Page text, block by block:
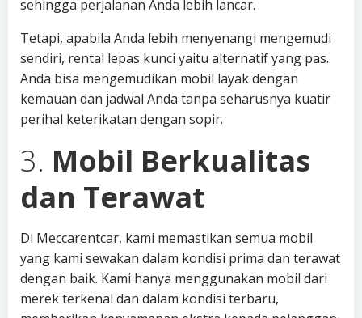
sehingga perjalanan Anda lebih lancar.
Tetapi, apabila Anda lebih menyenangi mengemudi
sendiri, rental lepas kunci yaitu alternatif yang pas.
Anda bisa mengemudikan mobil layak dengan
kemauan dan jadwal Anda tanpa seharusnya kuatir
perihal keterikatan dengan sopir.
3. Mobil Berkualitas
dan Terawat
Di Meccarentcar, kami memastikan semua mobil
yang kami sewakan dalam kondisi prima dan terawat
dengan baik. Kami hanya menggunakan mobil dari
merek terkenal dan dalam kondisi terbaru,